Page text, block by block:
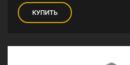
КУПИТЬ